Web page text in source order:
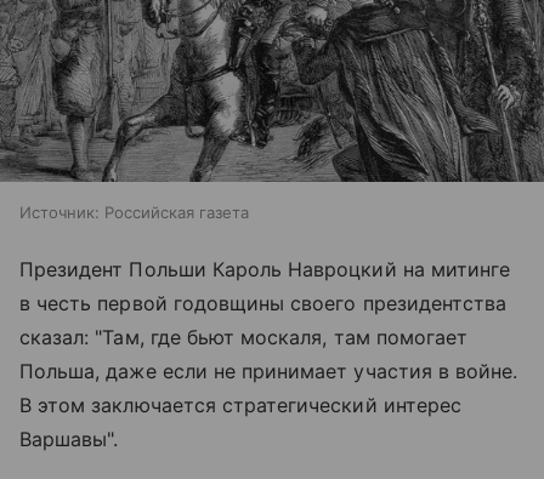
Источник: Российская газета
Президент Польши Кароль Навроцкий на митинге
в честь первой годовщины своего президентства
сказал: "Там, где бьют москаля, там помогает
Польша, даже если не принимает участия в войне.
В этом заключается стратегический интерес
Варшавы".